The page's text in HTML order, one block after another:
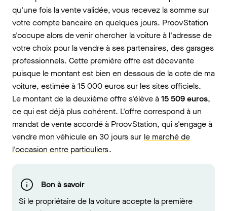
qu'une fois la vente validée, vous recevez la somme sur
votre compte bancaire en quelques jours. ProovStation
s'occupe alors de venir chercher la voiture à l'adresse de
votre choix pour la vendre à ses partenaires, des garages
professionnels. Cette première offre est décevante
puisque le montant est bien en dessous de la cote de ma
voiture, estimée à 15 000 euros sur les sites officiels.
Le montant de la deuxième offre s'élève à15 509 euros,
ce qui est déjà plus cohérent. L'offre correspond à un
mandat de vente accordé à ProovStation, qui s'engage à
vendre mon véhicule en 30 jours sur le marché de
l'occasion entre particuliers.
Bon à savoir
Si le propriétaire de la voiture accepte la première